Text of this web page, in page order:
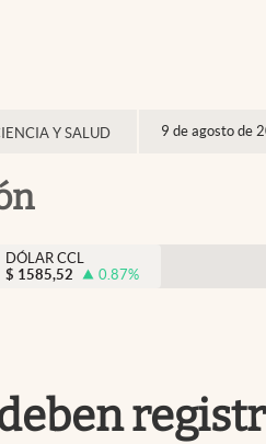
Y SALUD 9 de agosto de
DÓLAR CCL
$ 1585,52 0.87%